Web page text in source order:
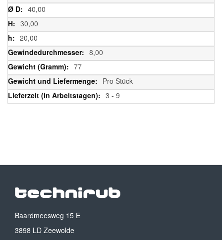
40,00
30,00
20,00
8,00
77
Pro Stück
3 - 9
Baardmeesweg 15 E
3898 LD Zeewolde